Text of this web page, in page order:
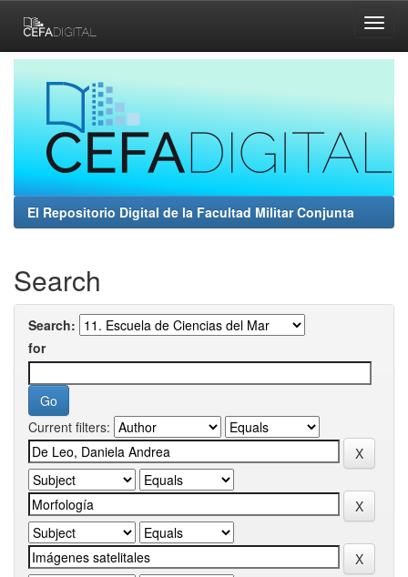
navigation
El Repositorio Digital de la Facultad Militar Conjunta
Search
Search:
for
Current filters: